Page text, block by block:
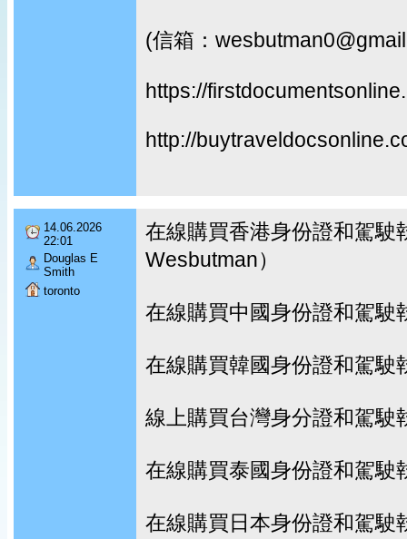
(信箱：
https://
http://
14.06.2026
22:01
Douglas E
Smith
toronto
在線購買香港身份證和駕駛
Wesbutman）
在線購買中國身份證和駕駛
在線購買韓國身份證和駕駛
線上購買台灣身分證和駕駛
在線購買泰國身份證和駕駛
在線購買日本身份證和駕駛